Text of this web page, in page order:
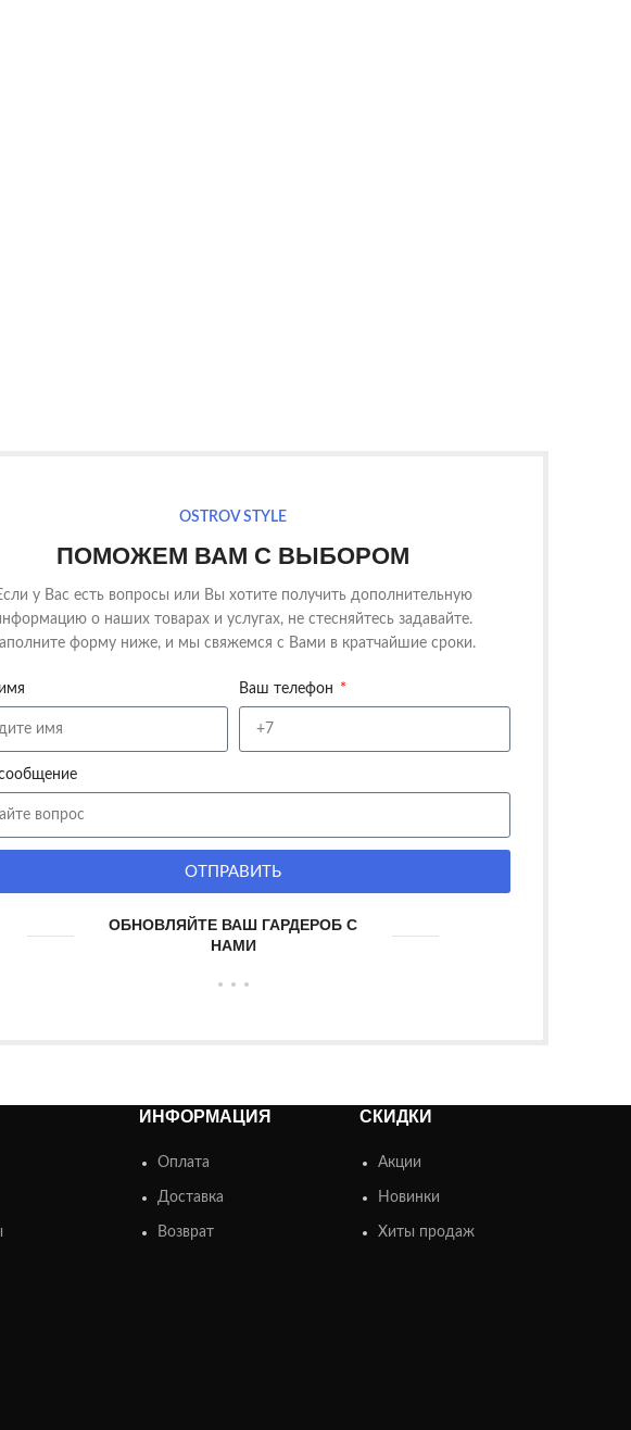
OSTROV STYLE
ПОМОЖЕМ ВАМ С ВЫБОРОМ
у Вас есть вопросы или Вы хотите получить дополнительную
о наших товарах и услугах, не стесняйтесь задавайте.
форму ниже, и мы свяжемся с Вами в кратчайшие сроки.
Ваш телефон
ОТПРАВИТЬ
ОБНОВЛЯЙТЕ ВАШ ГАРДЕРОБ С
НАМИ
ИНФОРМАЦИЯ
Оплата
Доставка
Возврат
СКИДКИ
Акции
Новинки
Хиты продаж